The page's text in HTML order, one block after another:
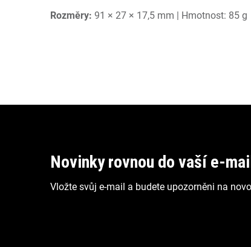
Rozměry: 91 × 27 × 17,5 mm | Hmotnost: 85 g
Novinky rovnou do vaší e-
Vložte svůj e-mail a budete upozorněni na